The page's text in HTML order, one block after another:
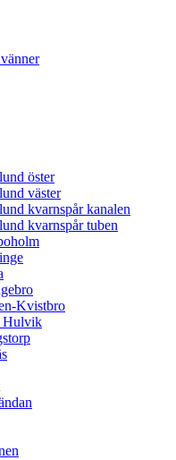
öster
väster
kvarnspår kanalen
kvarnspår tuben
Kvistbro
Hulvik